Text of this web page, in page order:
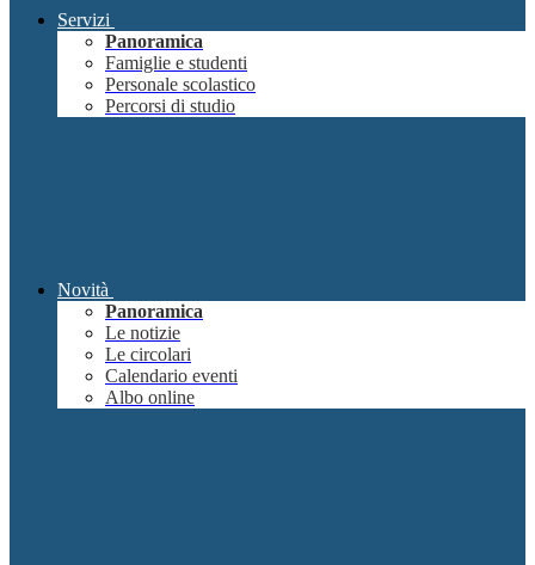
Servizi
Panoramica
Famiglie e studenti
Personale scolastico
Percorsi di studio
Novità
Panoramica
Le notizie
Le circolari
Calendario eventi
Albo online